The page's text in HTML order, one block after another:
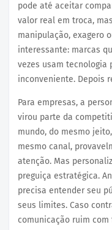
pode até aceitar
valor real em troca,
manipulação, exagero
interessante: marcas
vezes usam tecnologia
inconveniente. Depois
Para empresas, a
virou parte da
mundo, do mesmo
mesmo canal,
atenção. Mas
preguiça estratégica.
precisa entender seu
seus limites. Caso
comunicação ruim